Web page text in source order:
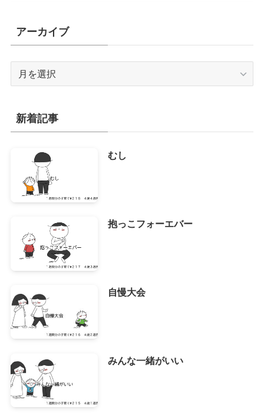
アーカイブ
イ
ブ
新着記事
むし
抱っこフォーエバー
自慢大会
みんな一緒がいい